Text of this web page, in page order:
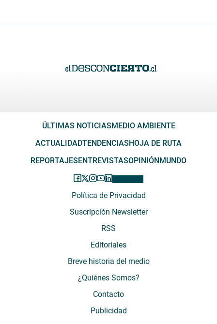
ÚLTIMAS NOTICIASMEDIO AMBIENTE
ACTUALIDADTENDENCIASHOJA DE RUTA
REPORTAJESENTREVISTASOPINIÓNMUNDO
Política de Privacidad
Suscripción Newsletter
RSS
Editoriales
Breve historia del medio
¿Quiénes Somos?
Contacto
Publicidad